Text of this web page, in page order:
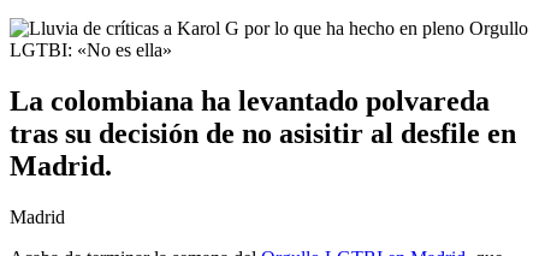
La colombiana ha levantado polvareda
tras su decisión de no asisitir al desfile en
Madrid.
Madrid